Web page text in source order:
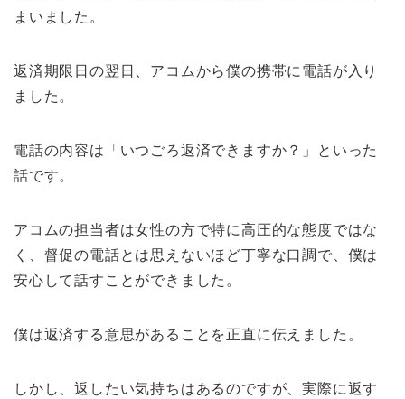
まいました。
返済期限日の翌日、アコムから僕の携帯に電話が入り
ました。
電話の内容は「いつごろ返済できますか？」といった
話です。
アコムの担当者は女性の方で特に高圧的な態度ではな
く、督促の電話とは思えないほど丁寧な口調で、僕は
安心して話すことができました。
僕は返済する意思があることを正直に伝えました。
しかし、返したい気持ちはあるのですが、実際に返す